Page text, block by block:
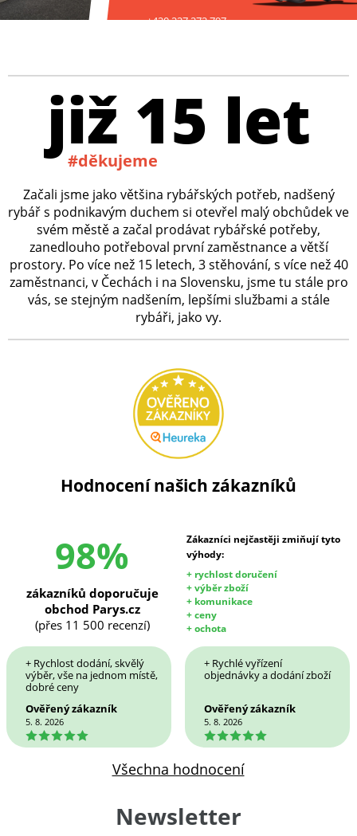
+420 227 272 797
již 15 let
#děkujeme
Začali jsme jako většina rybářských potřeb, nadšený
rybář s podnikavým duchem si otevřel malý obchůdek ve
svém městě a začal prodávat rybářské potřeby,
zanedlouho potřeboval první zaměstnance a větší
prostory. Po více než 15 letech, 3 stěhování, s více než 40
zaměstnanci, v Čechách i na Slovensku, jsme tu stále pro
vás, se stejným nadšením, lepšími službami a stále
rybáři, jako vy.
Hodnocení našich zákazníků
98%
Zákazníci nejčastěji zmiňují tyto
výhody:
+ rychlost doručení
+ výběr zboží
+ komunikace
+ ceny
+ ochota
zákazníků doporučuje
obchod Parys.cz
(přes 11 500 recenzí)
+ Rychlost dodání, skvělý
výběr, vše na jednom místě,
dobré ceny
Ověřený zákazník
5. 8. 2026
5
+ Rychlé vyřízení
objednávky a dodání zboží
Ověřený zákazník
5. 8. 2026
5
Všechna hodnocení
Newsletter